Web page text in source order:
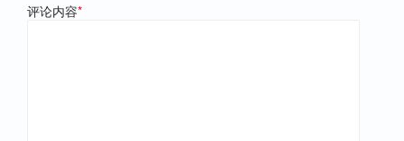
评论内容*